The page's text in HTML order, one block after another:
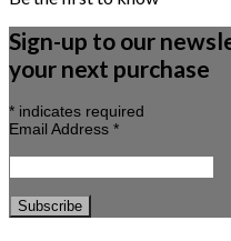
Sign-up to our
your next purchase
* indicates required
Email Address *